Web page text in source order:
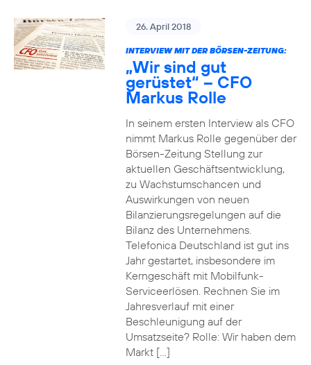
26. April 2018
INTERVIEW MIT DER BÖRSEN-ZEITUNG:
„Wir sind gut
gerüstet“ – CFO
Markus Rolle
In seinem ersten Interview als CFO
nimmt Markus Rolle gegenüber der
Börsen-Zeitung Stellung zur
aktuellen Geschäftsentwicklung,
zu Wachstumschancen und
Auswirkungen von neuen
Bilanzierungsregelungen auf die
Bilanz des Unternehmens.
Telefonica Deutschland ist gut ins
Jahr gestartet, insbesondere im
Kerngeschäft mit Mobilfunk-
Serviceerlösen. Rechnen Sie im
Jahresverlauf mit einer
Beschleunigung auf der
Umsatzseite? Rolle: Wir haben dem
Markt […]